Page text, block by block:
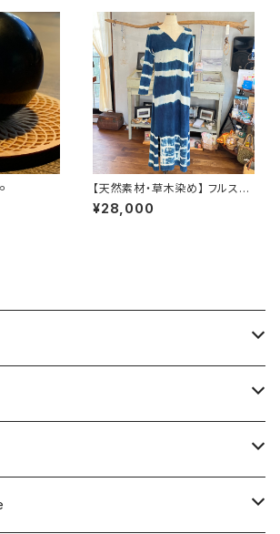
【天然素材・草木染め】 フルスリ
ーブワンピース ヘンプコットン
¥28,000
水晶